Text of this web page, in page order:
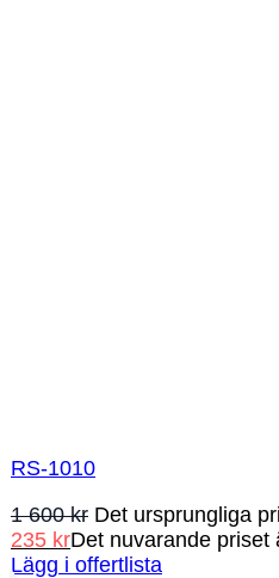
RS-1010
1 600kr Det ursprungliga
235 krDet nuvarande priset
Lägg i offertlista